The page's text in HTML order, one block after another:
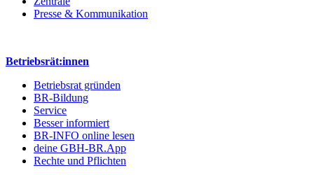
Presse & Kommunikation
Betriebsrät:innen
Betriebsrat gründen
BR-Bildung
Service
Besser informiert
BR-INFO online lesen
deine GBH-BR.App
Rechte und Pflichten